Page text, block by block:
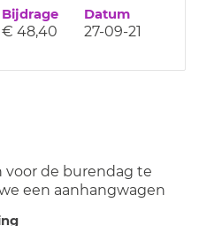
Bijdrage Datum
€ 48,40 27-09-21
voor de burendag te
een aanhangwagen